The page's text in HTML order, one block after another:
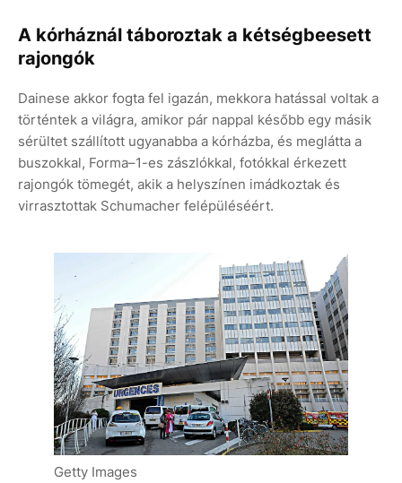
A kórháznál táboroztak a kétségbeesett
rajongók
Dainese akkor fogta fel igazán, mekkora hatással voltak a
történtek a világra, amikor pár nappal később egy másik
sérültet szállított ugyanabba a kórházba, és meglátta a
buszokkal, Forma–1-es zászlókkal, fotókkal érkezett
rajongók tömegét, akik a helyszínen imádkoztak és
virrasztottak Schumacher felépüléséért.
Getty Images